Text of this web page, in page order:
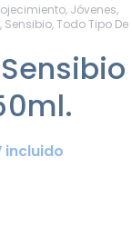
, Jóvenes,
, Sensibio,Todo Tipo De
incluido